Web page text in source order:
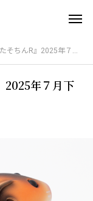
2025年７月下旬〜発売予定！
2025年７月下